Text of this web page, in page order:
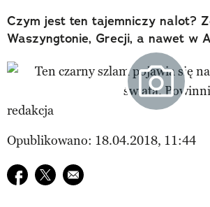
Czym jest ten tajemniczy nalot?
Waszyngtonie, Grecji, a nawet w
redakcja
Opublikowano: 18.04.2018, 11:44
Udostępnij na facebook
Udostępnij na twitter
E-mail do przyjaciela